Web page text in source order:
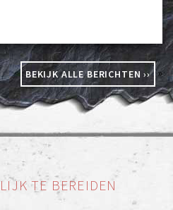
BEKIJK ALLE BERICHTEN ›› »
TE BEREIDEN